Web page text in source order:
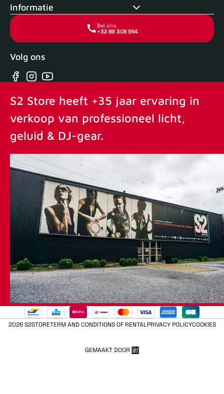
Informatie
Bel ons
+32 89 308 954
Volg ons
Facebook
Instagram
YouTube
S2 Store heeft +35 jaar ervaring in
verkoop van professioneel licht,
geluid & DJ-gear.
2026 S2STORETERM AND CONDITIONS OF RENTALPRIVACY POLICYCOOKIES
GEMAAKT DOOR